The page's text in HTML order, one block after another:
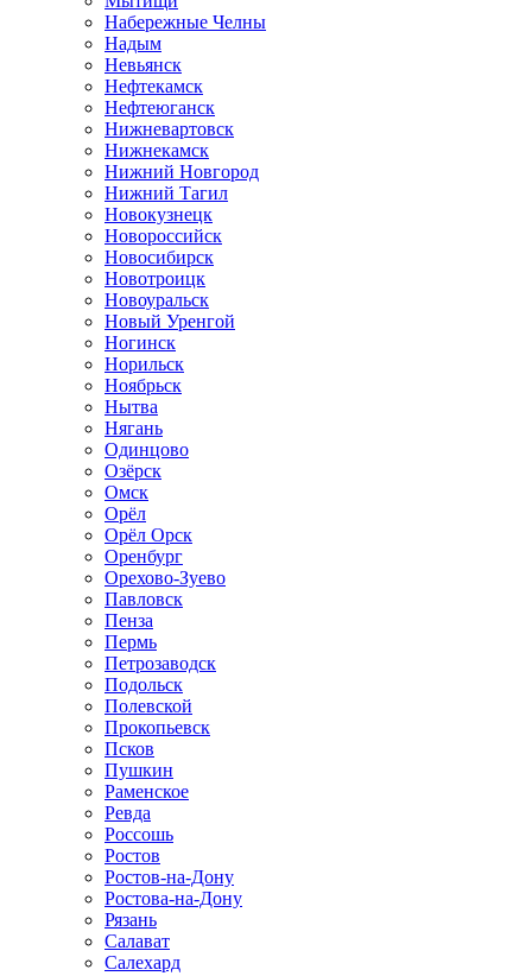
Набережные Челны
Надым
Невьянск
Нефтекамск
Нефтеюганск
Нижневартовск
Нижнекамск
Нижний Новгород
Нижний Тагил
Новокузнецк
Новороссийск
Новосибирск
Новотроицк
Новоуральск
Новый Уренгой
Ногинск
Норильск
Ноябрьск
Нытва
Нягань
Одинцово
Озёрск
Омск
Орёл
Орёл Орск
Оренбург
Орехово-Зуево
Павловск
Пенза
Пермь
Петрозаводск
Подольск
Полевской
Прокопьевск
Псков
Пушкин
Раменское
Ревда
Россошь
Ростов
Ростов-на-Дону
Ростова-на-Дону
Рязань
Салават
Салехард